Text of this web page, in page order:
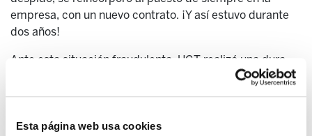
Esta página web usa cookies
empresa, con un nuevo contrato. ¡Y así estuvo durante
dos años!
Ante esta situación fraudulenta, UGT realizó una dura
campaña entre sus afiliados, y, en general, entre todas
las personas trabajadoras: querían hacer creer que el
legal trabajar durante dos años con un contrato